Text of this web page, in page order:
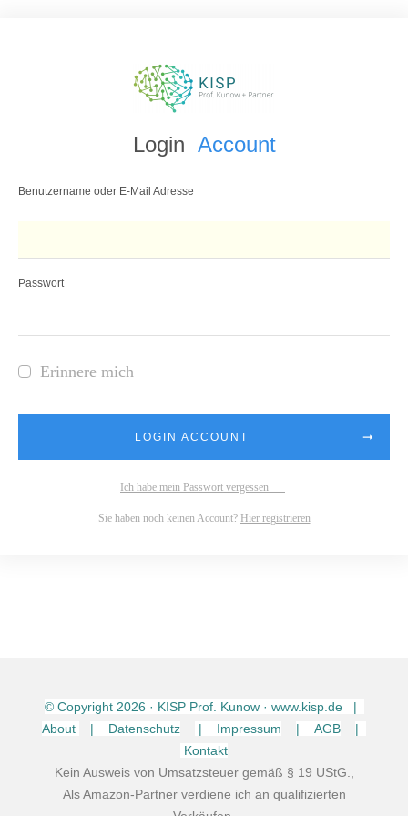
Login Account
Benutzername oder E-Mail Adresse
Passwort
Erinnere mich
LOGIN ACCOUNT
Ich habe mein Passwort vergessen
Sie haben noch keinen Account? Hier registrieren
© Copyright 2026 · KISP Prof. Kunow · www.kisp.de |
About
| Datenschutz | Impressum | AGB
|
Kontakt
Kein Ausweis von Umsatzsteuer gemäß § 19 UStG.,
Als Amazon-Partner verdiene ich an qualifizierten